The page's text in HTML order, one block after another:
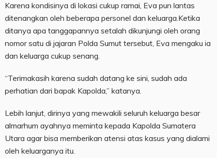
Karena kondisinya di lokasi cukup ramai, Eva pun lantas
ditenangkan oleh beberapa personel dan keluarga.Ketika
ditanya apa tanggapannya setalah dikunjungi oleh orang
nomor satu di jajaran Polda Sumut tersebut, Eva mengaku ia
dan keluarga cukup senang.
“Terimakasih karena sudah datang ke sini, sudah ada
perhatian dari bapak Kapolda,” katanya.
Lebih lanjut, dirinya yang mewakili seluruh keluarga besar
almarhum ayahnya meminta kepada Kapolda Sumatera
Utara agar bisa memberikan atensi atas kasus yang dialami
oleh keluarganya itu.